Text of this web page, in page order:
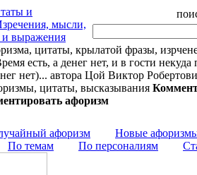
цитаты, крылатой фразы,
есть, а денег нет, и в гости
нет)... автора Цой Виктор
афоризм
Новые
По темам По персоналиям